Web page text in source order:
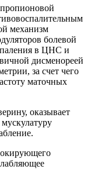
механизм
болевой
в ЦНС и
дисменореей
за счет чего
маточных
оказывает